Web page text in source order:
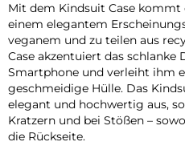
Mit dem Kindsuit Case kommt
einem elegantem
veganem und zu teilen aus
Case akzentuiert das schlanke
Smartphone und verleiht ihm
geschmeidige Hülle. Das
elegant und hochwertig aus,
Kratzern und bei Stößen –
die Rückseite.